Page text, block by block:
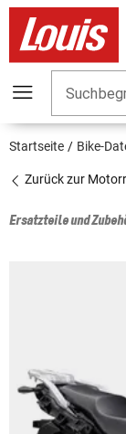
Startseite Bike-
Zurück zur
Ersatzteile und